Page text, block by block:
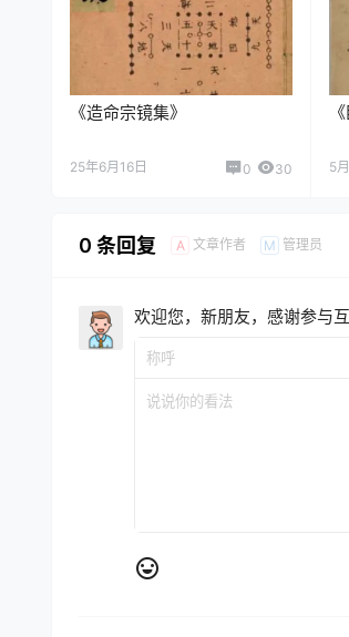
《造命宗镜集》
25年6月16日 0 30 5
0 条回复 A 文章作者 M 管理员
欢迎您，新朋友，感谢参与互